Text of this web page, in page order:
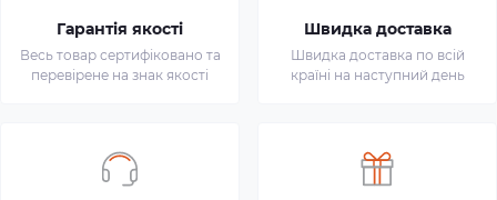
Гарантія якості
Весь товар сертифіковано та
перевірене на знак якості
Швидка доставка
Швидка доставка по всій
країні на наступний день